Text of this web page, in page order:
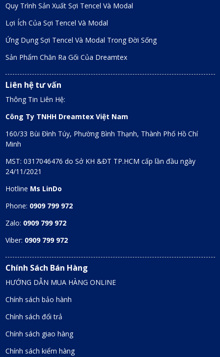
Quy Trình Sản Xuất Sợi Tencel Và Modal
Lợi Ích Của Sợi Tencel Và Modal
Ứng Dụng Sợi Tencel Và Modal Trong Đời Sống
Sản Phẩm Chăn Ra Gối Của Dreamtex
Liên hệ tư vấn
Thông Tin Liên Hệ:
Công Ty TNHH Dreamtex Việt Nam
160/33 Bùi Đình Túy, Phường Bình Thạnh, Thành Phố Hồ Chí
Minh
MST: 0317046476 do Sở KH &ĐT TP.HCM cấp lần đầu ngày
24/11/2021
Hotline Ms LinDo
Phone: 0909 799 972
Zalo: 0909 799 972
Viber: 0909 799 972
Chính Sách Bán Hàng
HƯỚNG DẪN MUA HÀNG ONLINE
Chính sách bảo hành
Chính sách đổi trả
Chính sách giao hàng
Chính sách kiểm hàng